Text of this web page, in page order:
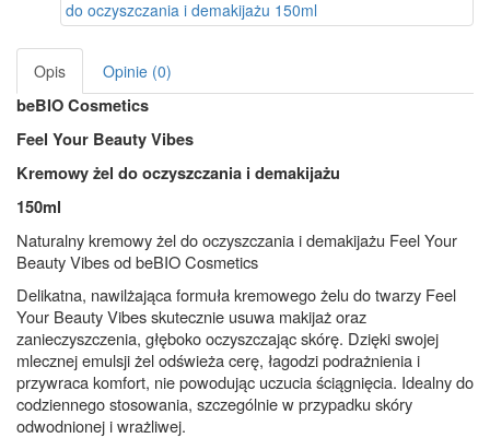
Opis Opinie (0)
beBIO Cosmetics
Feel Your Beauty Vibes
Kremowy żel do oczyszczania i demakijażu
150ml
Naturalny kremowy żel do oczyszczania i demakijażu Feel Your
Beauty Vibes od beBIO Cosmetics
Delikatna, nawilżająca formuła kremowego żelu do twarzy Feel
Your Beauty Vibes skutecznie usuwa makijaż oraz
zanieczyszczenia, głęboko oczyszczając skórę. Dzięki swojej
mlecznej emulsji żel odświeża cerę, łagodzi podrażnienia i
przywraca komfort, nie powodując uczucia ściągnięcia. Idealny do
codziennego stosowania, szczególnie w przypadku skóry
odwodnionej i wrażliwej.